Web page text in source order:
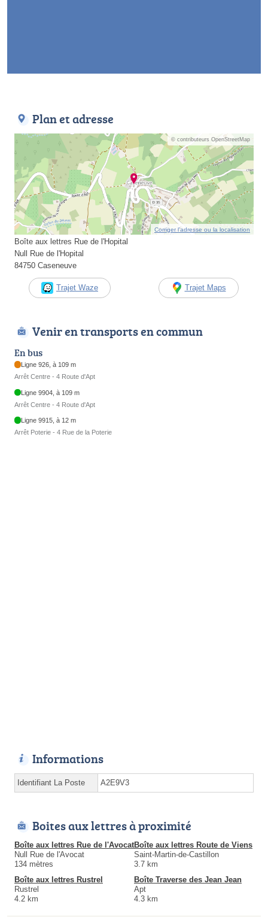
Plan et adresse
© contributeurs OpenStreetMap
Corriger l’adresse ou la localisation
Boîte aux lettres Rue de l'Hopital
Null Rue de l'Hopital
84750 Caseneuve
Trajet Waze Trajet Maps
Venir en transports en commun
En bus
Ligne 926, à 109 m
Arrêt Centre - 4 Route d'Apt
Ligne 9904, à 109 m
Arrêt Centre - 4 Route d'Apt
Ligne 9915, à 12 m
Arrêt Poterie - 4 Rue de la Poterie
Informations
Identifiant La Poste A2E9V3
Boites aux lettres à proximité
Boîte aux lettres Rue de l'Avocat
Null Rue de l'Avocat
134 mètres
Boîte aux lettres Route de Viens
Saint-Martin-de-Castillon
3.7 km
Boîte aux lettres Rustrel
Rustrel
4.2 km
Boîte Traverse des Jean Jean
Apt
4.3 km